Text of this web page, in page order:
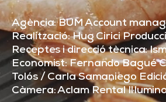
Agència: BUM Account
Realització: Hug Cirici
Receptes i direcció tècnica:
Economist: Fernando Bagué
Tolós / Carla Samaniego
Càmera: Aclam Rental